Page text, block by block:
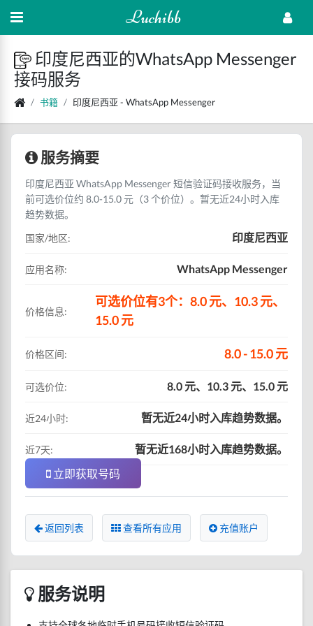
Luchibb
印度尼西亚的WhatsApp Messenger
接码服务
书籍 印度尼西亚 - WhatsApp Messenger
服务摘要
印度尼西亚 WhatsApp Messenger 短信验证码接收服务，当
前可选价位约 8.0-15.0 元（3 个价位）。暂无近24小时入库
趋势数据。
国家/地区:
印度尼西亚
应用名称: WhatsApp Messenger
价格信息:
可选价位有3个：8.0 元、10.3 元、
15.0 元
价格区间: 8.0 - 15.0 元
可选价位: 8.0 元、10.3 元、15.0 元
近24小时: 暂无近24小时入库趋势数据。
近7天:
暂无近168小时入库趋势数据。
立即获取号码
返回列表 查看所有应用 充值账户
服务说明